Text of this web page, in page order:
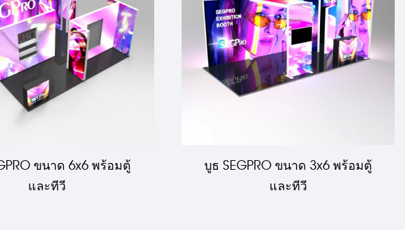
ขนาด 6x6 พร้อมตู้
และทีวี
บูธ SEGPRO ขนาด 3x6 พร้อมตู้
และทีวี